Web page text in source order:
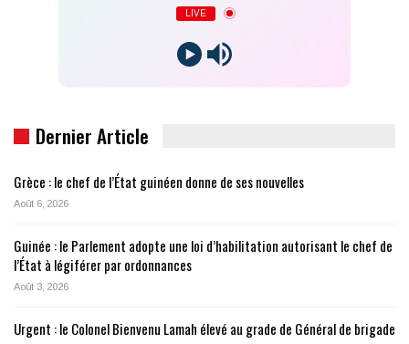
LIVE
Dernier Article
Grèce : le chef de l’État guinéen donne de ses nouvelles
Août 6, 2026
Guinée : le Parlement adopte une loi d’habilitation autorisant le chef de
l’État à légiférer par ordonnances
Août 3, 2026
Urgent : le Colonel Bienvenu Lamah élevé au grade de Général de brigade